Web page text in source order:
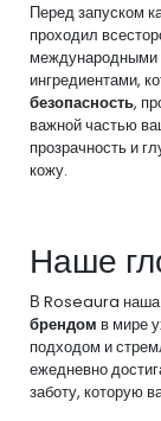
Перед запуском
проходил
международными
ингредиентами,
безопасность,
важной частью
прозрачность и
кожу.
Наше
В Roseaura наша
брендом в мире
подходом и
ежедневно
заботу, которую